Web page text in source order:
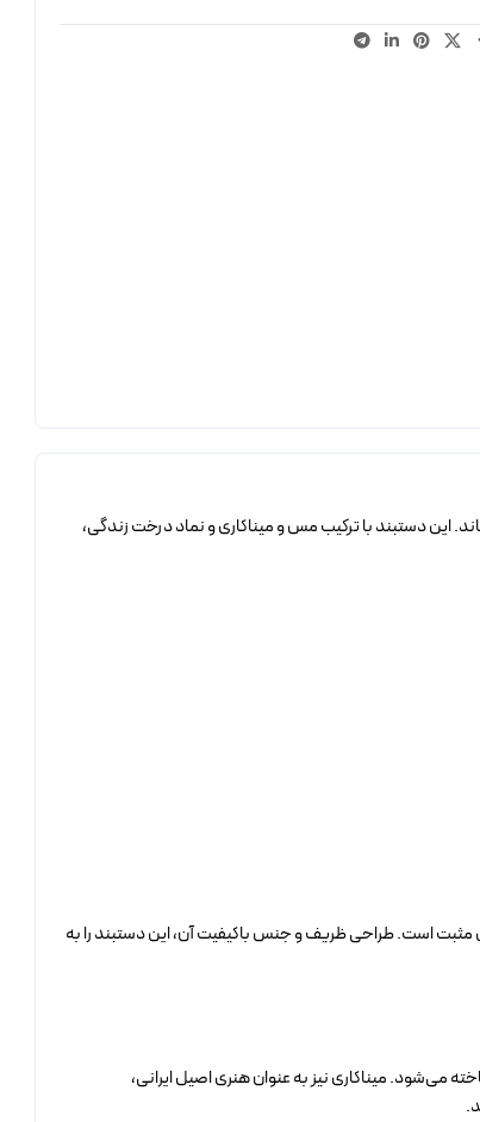
می‌رساند. این دستبند با ترکیب مس و میناکاری و نماد درخت زندگی،
مثبت است. طراحی ظریف و جنس باکیفیت آن، این دستبند را به
می‌شود. میناکاری نیز به عنوان هنری اصیل ایرانی،